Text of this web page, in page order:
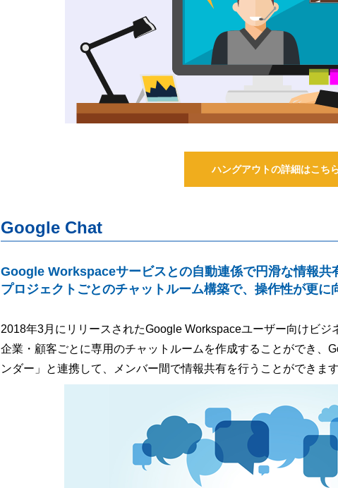
ハングアウトの詳細はこち
Google Chat
Google Workspaceサービスとの自動連係で円滑な情報共
プロジェクトごとのチャットルーム構築で、操作性が更に
2018年3月にリリースされたGoogle Workspaceユーザー向けビジ
企業・顧客ごとに専用のチャットルームを作成することができ、
ンダー」と連携して、メンバー間で情報共有を行うことができます